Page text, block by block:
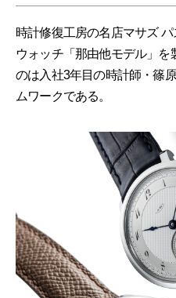
時計修復工房の名店マサズ
ウォッチ「那由他モデル」
のは入社3年目の時計師・篠
ムワークである。